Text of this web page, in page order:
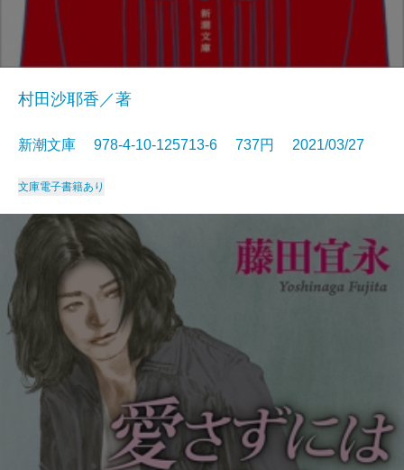
村田沙耶香／著
新潮文庫 978-4-10-125713-6 737円 2021/03/27
文庫電子書籍あり